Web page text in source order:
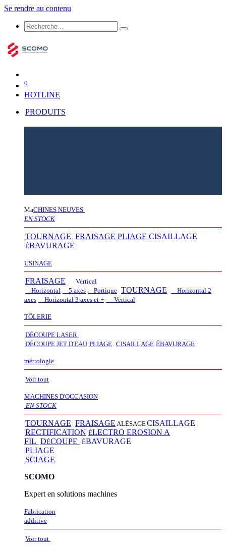
Se rendre au contenu
0
HOTLINE
PRODUITS
MaCHINES NEUVES
EN STOCK
TOURNAGE FRAISAGE PLIAGE CISAILLAGE
ÉBAVURAGE
USINAGE
FRAISAGE
Vertical
Horizontal
5 axes Portique TOURNAGE
Horizontal 2
axes
Horizontal 3 axes et + Vertical​
TÔLERIE
DÉCOUPE LASER
DÉCOUPE JET D'EAU PLIAGE CISAILLAGE ÉBAVURAGE
métrologie
Voir tout
MACHINES D'OCCASION
EN STOCK
TOURNAGE FRAISAGE ALÉSAGECISAILLAGE
RECTIFICATION ÉLECTRO EROSION A
FIL DÉCOUPE ÉBAVURAGE
PLIAGE
SCIAGE
SCOMO
Expert en solutions machines
Fabrication
additive
Voir tout